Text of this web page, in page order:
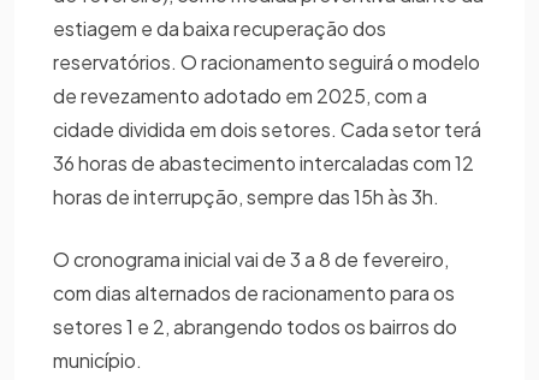
estiagem e da baixa recuperação dos
reservatórios. O racionamento seguirá o modelo
de revezamento adotado em 2025, com a
cidade dividida em dois setores. Cada setor terá
36 horas de abastecimento intercaladas com 12
horas de interrupção, sempre das 15h às 3h.
O cronograma inicial vai de 3 a 8 de fevereiro,
com dias alternados de racionamento para os
setores 1 e 2, abrangendo todos os bairros do
município.